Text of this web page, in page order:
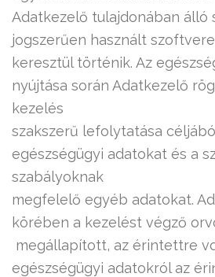
Adatkezelő tulajdonában álló
jogszerűen használt
keresztül történik. Az
nyújtása során Adatkezelő
kezelés
szakszerű lefolytatása
egészségügyi adatokat és a
szabályoknak
megfelelő egyéb adatokat.
körében a kezelést végző
megállapított, az érintettre
egészségügyi adatokról az